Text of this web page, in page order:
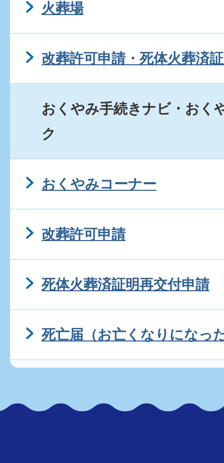
火葬場
改葬許可申請・死体火葬済
おくやみ手続きナビ・おく
ク
おくやみコーナー
改葬許可申請
死体火葬済証明再交付申請
死亡届（お亡くなりになっ